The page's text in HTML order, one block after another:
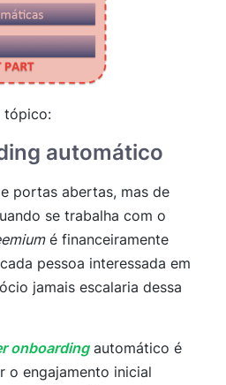
tópico:
automático
portas abertas, mas de
se trabalha com o
é financeiramente
pessoa interessada em
jamais escalaria dessa
onboardingautomático é
o engajamento inicial